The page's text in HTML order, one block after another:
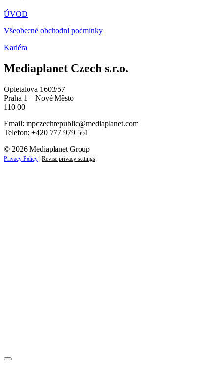
ÚVOD
Všeobecné obchodní podmínky
Kariéra
Mediaplanet Czech s.r.o.
Opletalova 1603/57
Praha 1 – Nové Město
110 00
Email: mpczechrepublic@mediaplanet.com
Telefon: +420 777 979 561
© 2026 Mediaplanet Group
Privacy Policy | Revise privacy settings